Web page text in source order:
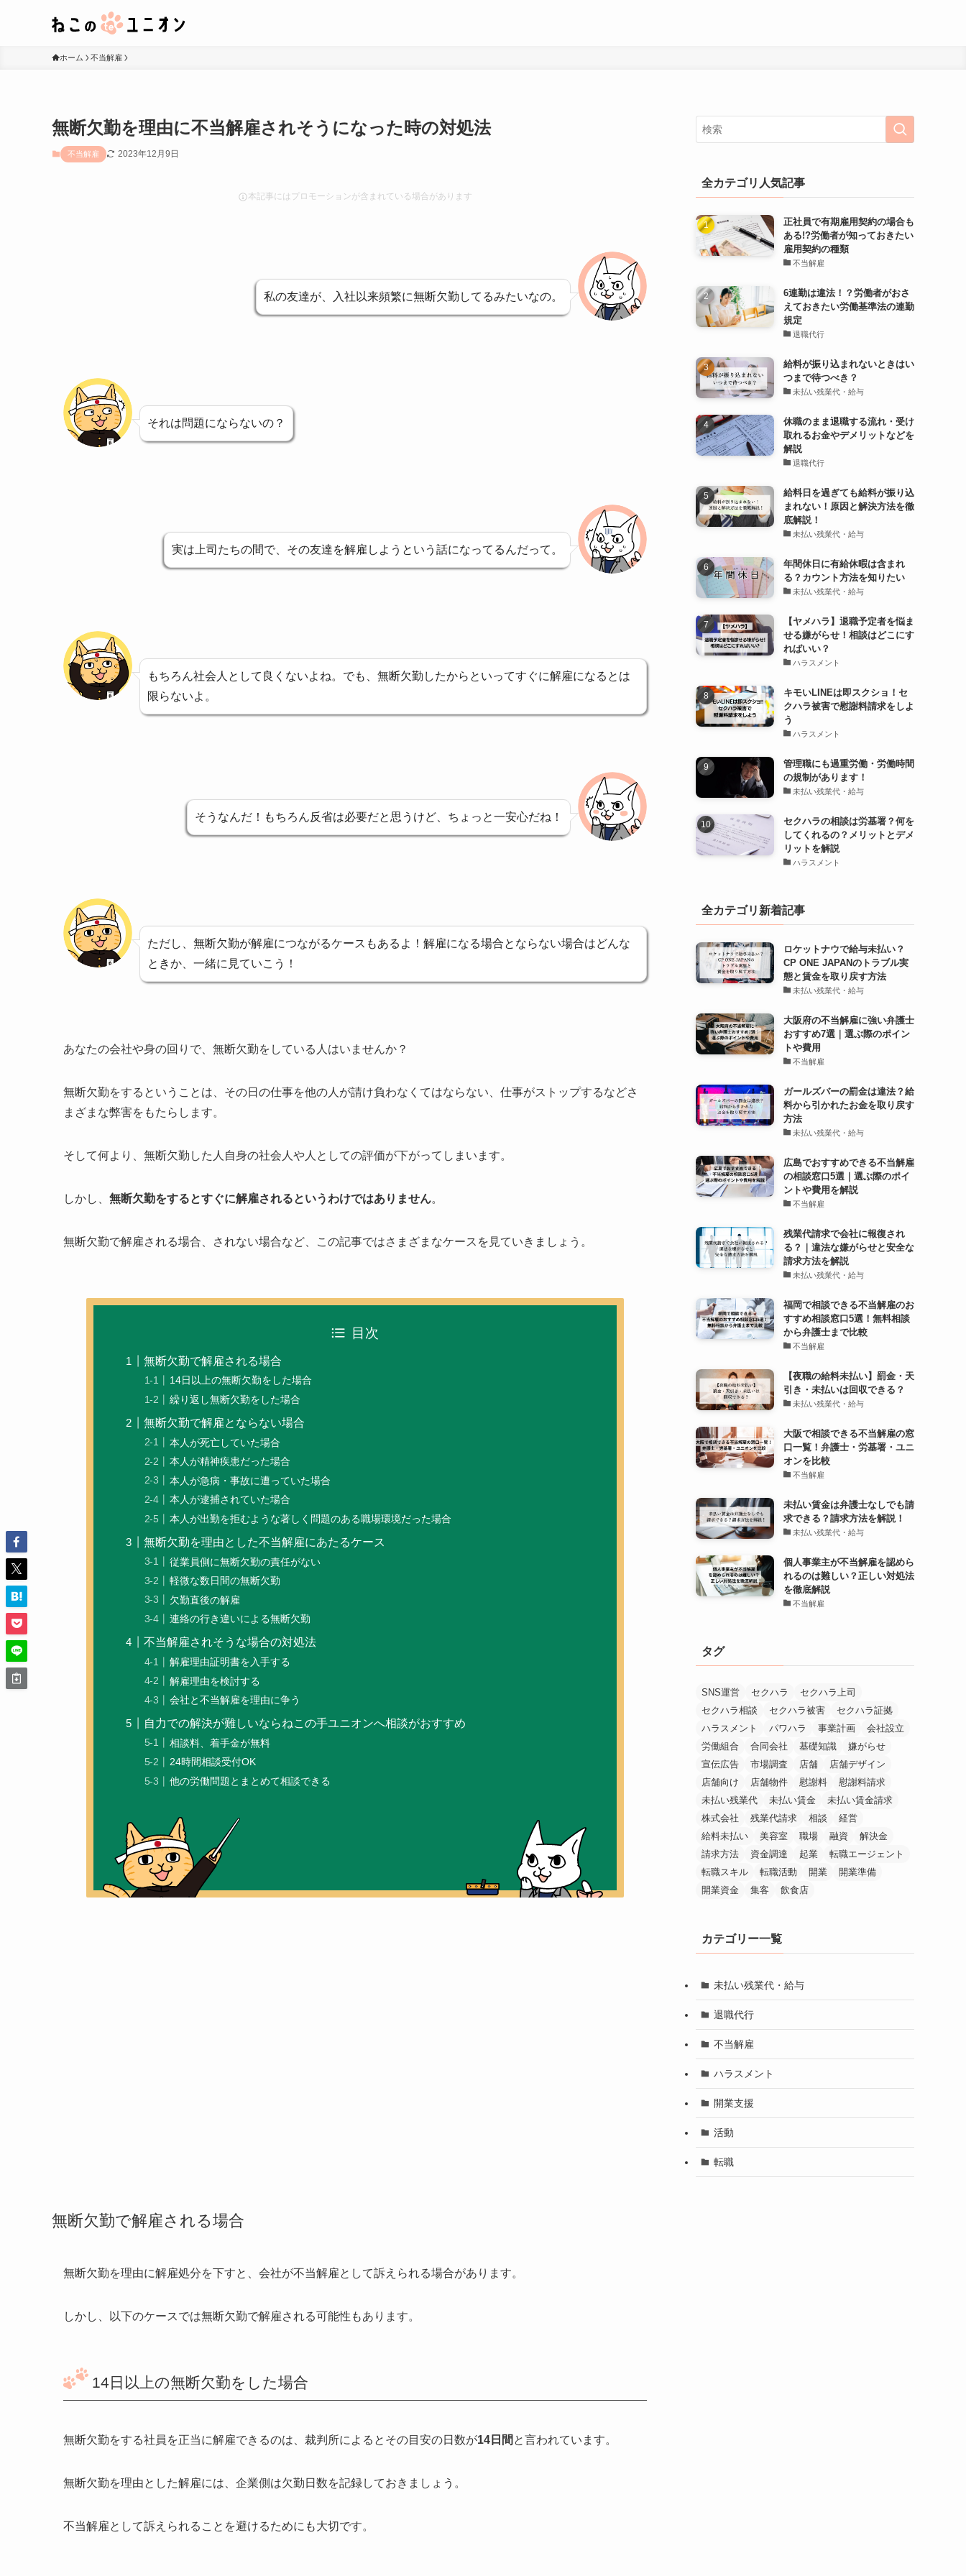
ホーム 不当解雇
無断欠勤を理由に不当解雇されそうになった時の対処法
不当解雇 2023年12月9日
本記事にはプロモーションが含まれている場合があります
私の友達が、入社以来頻繁に無断欠勤してるみたいなの。
それは問題にならないの？
実は上司たちの間で、その友達を解雇しようという話になってるんだって。
もちろん社会人として良くないよね。でも、無断欠勤したからといってすぐに解雇になるとは
限らないよ。
そうなんだ！もちろん反省は必要だと思うけど、ちょっと一安心だね！
ただし、無断欠勤が解雇につながるケースもあるよ！解雇になる場合とならない場合はどんな
ときか、一緒に見ていこう！
あなたの会社や身の回りで、無断欠勤をしている人はいませんか？
無断欠勤をするということは、その日の仕事を他の人が請け負わなくてはならない、仕事がストップするなどさ
まざまな弊害をもたらします。
そして何より、無断欠勤した人自身の社会人や人としての評価が下がってしまいます。
しかし、 無断欠勤をするとすぐに解雇されるというわけではありません。
無断欠勤で解雇される場合、されない場合など、この記事ではさまざまなケースを見ていきましょう。
目次
無断欠勤で解雇される場合
14日以上の無断欠勤をした場合
繰り返し無断欠勤をした場合
無断欠勤で解雇とならない場合
本人が死亡していた場合
本人が精神疾患だった場合
本人が急病・事故に遭っていた場合
本人が逮捕されていた場合
本人が出勤を拒むような著しく問題のある職場環境だった場合
無断欠勤を理由とした不当解雇にあたるケース
従業員側に無断欠勤の責任がない
軽微な数日間の無断欠勤
欠勤直後の解雇
連絡の行き違いによる無断欠勤
不当解雇されそうな場合の対処法
解雇理由証明書を入手する
解雇理由を検討する
会社と不当解雇を理由に争う
自力での解決が難しいならねこの手ユニオンへ相談がおすすめ
相談料、着手金が無料
24時間相談受付OK
他の労働問題とまとめて相談できる
無断欠勤で解雇される場合
無断欠勤を理由に解雇処分を下すと、会社が不当解雇として訴えられる場合があります。
しかし、以下のケースでは無断欠勤で解雇される可能性もあります。
14日以上の無断欠勤をした場合
無断欠勤をする社員を正当に解雇できるのは、裁判所によるとその目安の日数が14日間 と言われています。
無断欠勤を理由とした解雇には、企業側は欠勤日数を記録しておきましょう。
不当解雇として訴えられることを避けるためにも大切です。
全カテゴリ人気記事
正社員で有期雇用契約の場合も
ある!?労働者が知っておきたい
雇用契約の種類
不当解雇
6連勤は違法！？労働者がおさ
えておきたい労働基準法の連勤
規定
退職代行
給料が振り込まれないときはい
つまで待つべき？
未払い残業代・給与
休職のまま退職する流れ・受け
取れるお金やデメリットなどを
解説
退職代行
給料日を過ぎても給料が振り込
まれない！原因と解決方法を徹
底解説！
未払い残業代・給与
年間休日に有給休暇は含まれ
る？カウント方法を知りたい
未払い残業代・給与
【ヤメハラ】退職予定者を悩ま
せる嫌がらせ！相談はどこにす
ればいい？
ハラスメント
キモいLINEは即スクショ！セ
クハラ被害で慰謝料請求をしよ
う
ハラスメント
管理職にも過重労働・労働時間
の規制があります！
未払い残業代・給与
セクハラの相談は労基署？何を
してくれるの？メリットとデメ
リットを解説
ハラスメント
全カテゴリ新着記事
ロケットナウで給与未払い？
CP ONE JAPANのトラブル実
態と賃金を取り戻す方法
未払い残業代・給与
大阪府の不当解雇に強い弁護士
おすすめ7選｜選ぶ際のポイン
トや費用
不当解雇
ガールズバーの罰金は違法？給
料から引かれたお金を取り戻す
方法
未払い残業代・給与
広島でおすすめできる不当解雇
の相談窓口5選｜選ぶ際のポイ
ントや費用を解説
不当解雇
残業代請求で会社に報復され
る？｜違法な嫌がらせと安全な
請求方法を解説
未払い残業代・給与
福岡で相談できる不当解雇のお
すすめ相談窓口5選！無料相談
から弁護士まで比較
不当解雇
【夜職の給料未払い】罰金・天
引き・未払いは回収できる？
未払い残業代・給与
大阪で相談できる不当解雇の窓
口一覧！弁護士・労基署・ユニ
オンを比較
不当解雇
未払い賃金は弁護士なしでも請
求できる？請求方法を解説！
未払い残業代・給与
個人事業主が不当解雇を認めら
れるのは難しい？正しい対処法
を徹底解説
不当解雇
タグ
SNS運営 セクハラ
セクハラ上司
セクハラ相談
セクハラ被害
セクハラ証拠
ハラスメント
パワハラ 事業計画
会社設立
労働組合
合同会社 基礎知識
嫌がらせ
宣伝広告
市場調査 店舗
店舗デザイン
店舗向け
店舗物件 慰謝料
慰謝料請求
未払い残業代
未払い賃金
未払い賃金請求
株式会社
残業代請求 相談
経営
給料未払い
美容室 職場 融資
解決金
請求方法
資金調達 起業
転職エージェント
転職スキル
転職活動 開業
開業準備
開業資金
集客 飲食店
カテゴリー一覧
未払い残業代・給与
退職代行
不当解雇
ハラスメント
開業支援
活動
転職